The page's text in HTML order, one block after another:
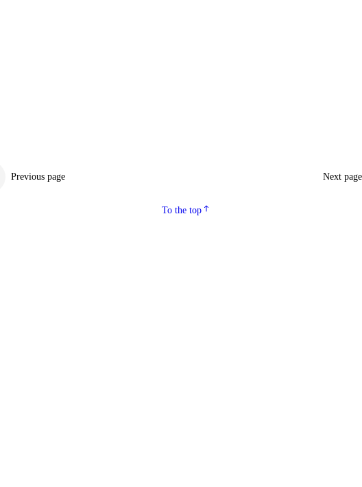
Previous page Next page
To the top